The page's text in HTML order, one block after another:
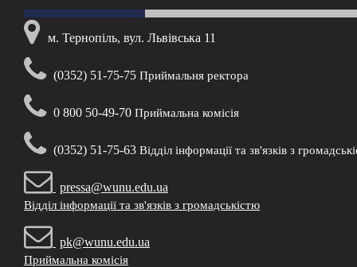
м. Тернопіль, вул. Львівська 11
(0352) 51-75-75 Приймальня ректора
0 800 50-49-70 Приймальна комісія
(0352) 51-75-63 Відділ інформації та зв'язків з
pressa@wunu.edu.ua
Відділ інформації та зв'язків з громадськістю
pk@wunu.edu.ua
Приймальна комісія